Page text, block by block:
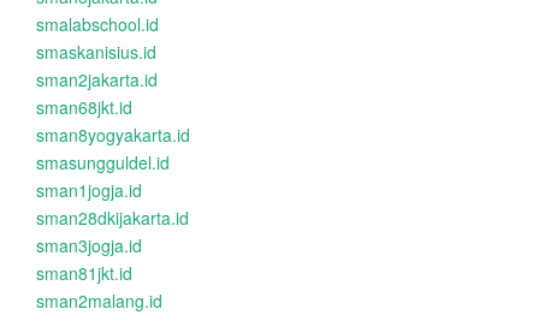
smalabschool.id
smaskanisius.id
sman2jakarta.id
sman68jkt.id
sman8yogyakarta.id
smasungguldel.id
sman1jogja.id
sman28dkijakarta.id
sman3jogja.id
sman81jkt.id
sman2malang.id